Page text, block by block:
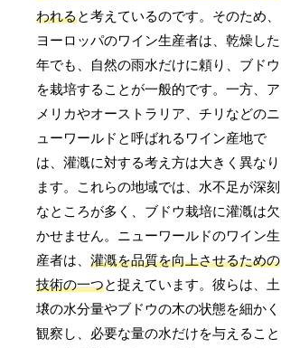
われると考えているのです。そのため、
ヨーロッパのワイン生産者は、乾燥した
年でも、自然の雨水だけに頼り、ブドウ
を栽培することが一般的です。一方、ア
メリカやオーストラリア、チリなどのニ
ューワールドと呼ばれるワイン産地で
は、灌漑に対する考え方は大きく異なり
ます。これらの地域では、水不足が深刻
なところが多く、ブドウ栽培に灌漑は欠
かせません。ニューワールドのワイン生
産者は、灌漑を品質を向上させるための
技術の一つと捉えています。彼らは、土
壌の水分量やブドウの木の状態を細かく
観察し、必要な量の水だけを与えること